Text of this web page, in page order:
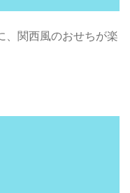
、関西風のおせちが楽